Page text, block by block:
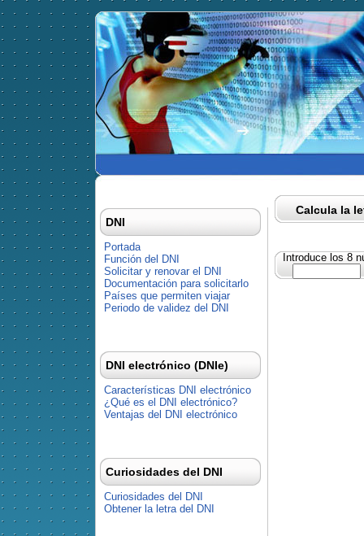
Calcula la
Introduce los 8
DNI
Portada
Función del DNI
Solicitar y renovar el DNI
Documentación para solicitarlo
Países que permiten viajar
Periodo de validez del DNI
DNI electrónico (DNIe)
Características DNI electrónico
¿Qué es el DNI electrónico?
Ventajas del DNI electrónico
Curiosidades del DNI
Curiosidades del DNI
Obtener la letra del DNI